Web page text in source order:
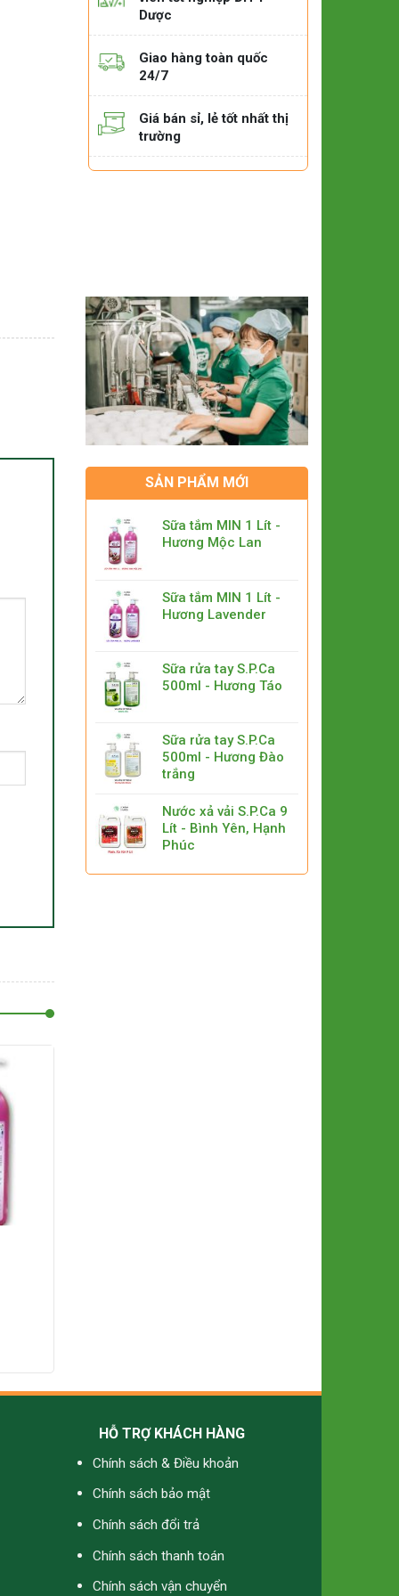
Dược
Giao hàng toàn quốc
24/7
Giá bán sỉ, lẻ tốt nhất thị
trường
SẢN PHẨM MỚI
Sữa tắm MIN 1 Lít -
Hương Mộc Lan
Sữa tắm MIN 1 Lít -
Hương Lavender
Sữa rửa tay S.P.Ca
500ml - Hương Táo
Sữa rửa tay S.P.Ca
500ml - Hương Đào
trắng
Nước xả vải S.P.Ca 9
Lít - Bình Yên, Hạnh
Phúc
HỖ TRỢ KHÁCH HÀNG
Chính sách & Điều khoản
Chính sách bảo mật
Chính sách đổi trả
Chính sách thanh toán
Chính sách vận chuyển